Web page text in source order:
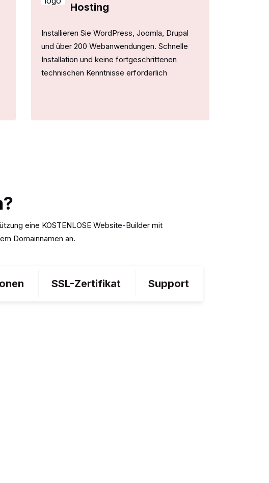
Hosting
Installieren Sie WordPress, Joomla, Drupal
und über 200 Webanwendungen. Schnelle
Installation und keine fortgeschrittenen
technischen Kenntnisse erforderlich
eine KOSTENLOSE Website-Builder mit
Domainnamen an.
SSL-Zertifikat Support